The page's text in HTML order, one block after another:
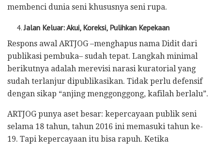
membenci dunia seni khususnya seni rupa.
Jalan Keluar: Akui, Koreksi, Pulihkan Kepekaan
Respons awal ARTJOG –menghapus nama Didit dari
publikasi pembuka– sudah tepat. Langkah minimal
berikutnya adalah merevisi narasi kuratorial yang
sudah terlanjur dipublikasikan. Tidak perlu defensif
dengan sikap “anjing menggonggong, kafilah berlalu”.
ARTJOG punya aset besar: kepercayaan publik seni
selama 18 tahun, tahun 2016 ini memasuki tahun ke-
19. Tapi kepercayaan itu bisa rapuh. Ketika